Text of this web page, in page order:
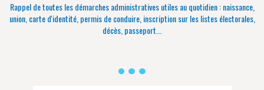
Rappel de toutes les démarches administratives utiles au quotidien : naissance,
union, carte d'identité, permis de conduire, inscription sur les listes électorales,
décès, passeport...